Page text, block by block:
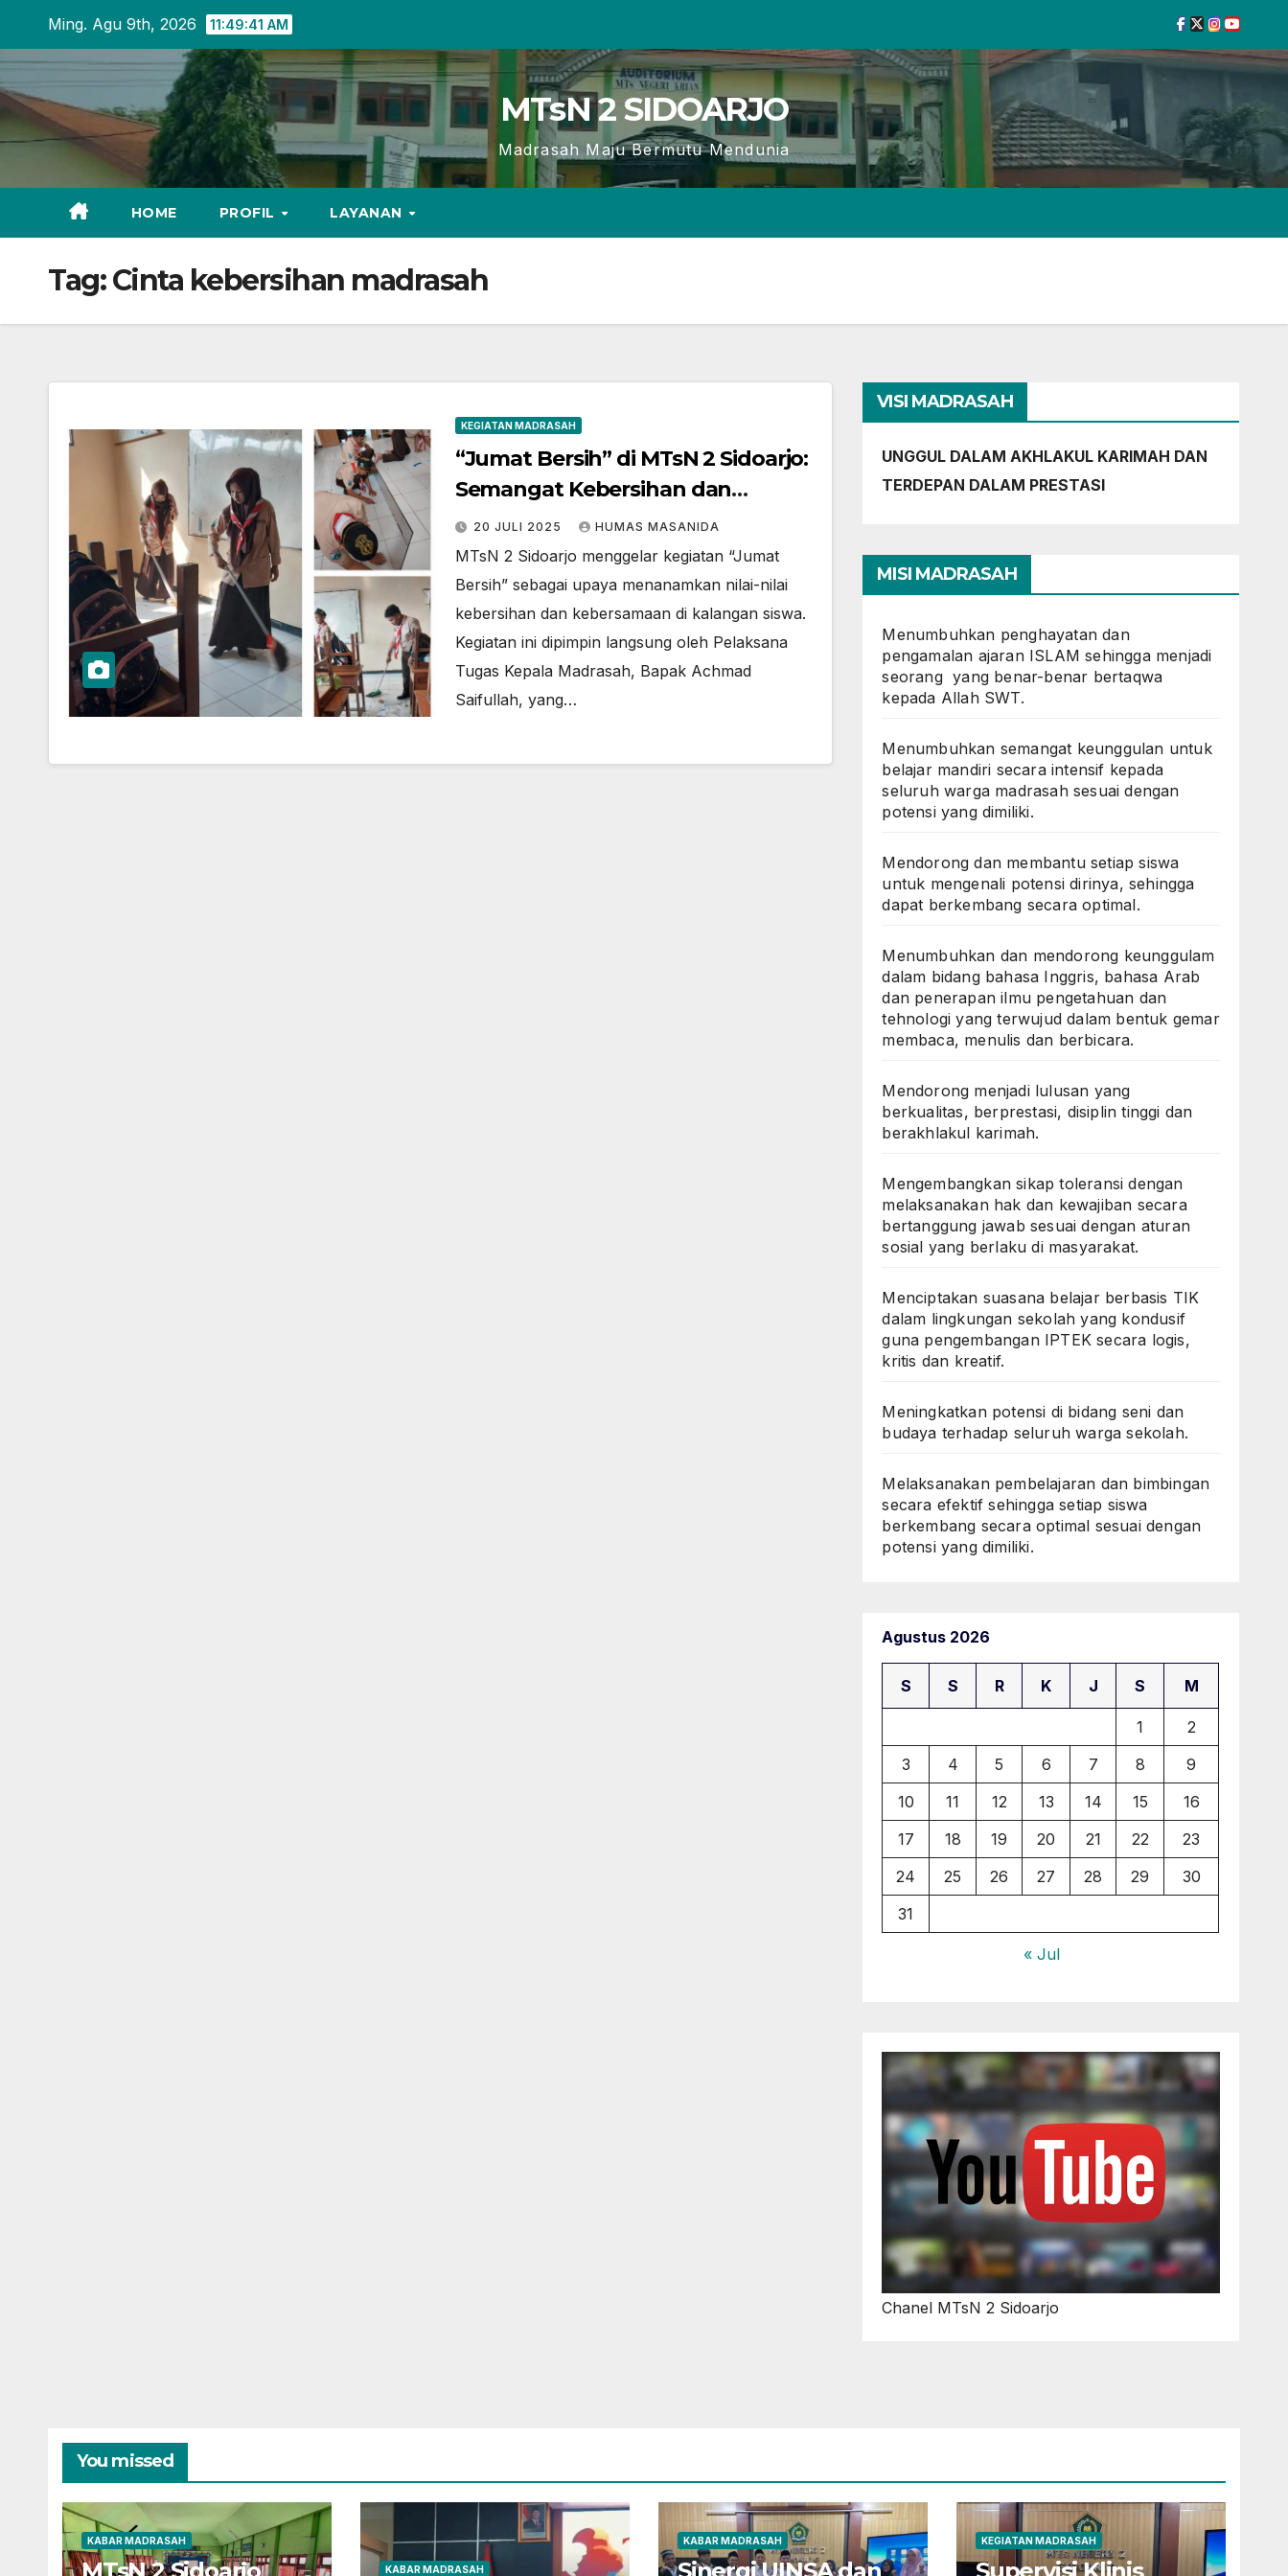
Ming. Agu 9th, 2026 11:49:42 AM
MTsN 2 SIDOARJO
Madrasah Maju Bermutu Mendunia
HOME PROFIL LAYANAN
Tag:Cinta kebersihan madrasah
KEGIATAN MADRASAH
“Jumat Bersih” di MTsN 2 Sidoarjo:
Semangat Kebersihan dan
Kebersamaan
20 JULI 2025 HUMAS MASANIDA
MTsN 2 Sidoarjo menggelar kegiatan “Jumat
Bersih” sebagai upaya menanamkan nilai-nilai
kebersihan dan kebersamaan di kalangan siswa.
Kegiatan ini dipimpin langsung oleh Pelaksana
Tugas Kepala Madrasah, Bapak Achmad
Saifullah, yang…
VISI MADRASAH
UNGGUL DALAM AKHLAKUL KARIMAH DAN
TERDEPAN DALAM PRESTASI
MISI MADRASAH
Menumbuhkan penghayatan dan
pengamalan ajaran ISLAM sehingga menjadi
seorang yang benar-benar bertaqwa
kepada Allah SWT.
Menumbuhkan semangat keunggulan untuk
belajar mandiri secara intensif kepada
seluruh warga madrasah sesuai dengan
potensi yang dimiliki.
Mendorong dan membantu setiap siswa
untuk mengenali potensi dirinya, sehingga
dapat berkembang secara optimal.
Menumbuhkan dan mendorong keunggulam
dalam bidang bahasa Inggris, bahasa Arab
dan penerapan ilmu pengetahuan dan
tehnologi yang terwujud dalam bentuk gemar
membaca, menulis dan berbicara.
Mendorong menjadi lulusan yang
berkualitas, berprestasi, disiplin tinggi dan
berakhlakul karimah.
Mengembangkan sikap toleransi dengan
melaksanakan hak dan kewajiban secara
bertanggung jawab sesuai dengan aturan
sosial yang berlaku di masyarakat.
Menciptakan suasana belajar berbasis TIK
dalam lingkungan sekolah yang kondusif
guna pengembangan IPTEK secara logis,
kritis dan kreatif.
Meningkatkan potensi di bidang seni dan
budaya terhadap seluruh warga sekolah.
Melaksanakan pembelajaran dan bimbingan
secara efektif sehingga setiap siswa
berkembang secara optimal sesuai dengan
potensi yang dimiliki.
Agustus 2026
S S R K J S M
1
2
3
4 5 6 7 8
9
10
11 12 13 14 15
16
17
18 19 20 21 22
23
24
25 26 27 28 29
30
31
« Jul
Chanel MTsN 2 Sidoarjo
You missed
KABAR MADRASAH
KABAR MADRASAH
KABAR MADRASAH KEGIATAN MADRASAH